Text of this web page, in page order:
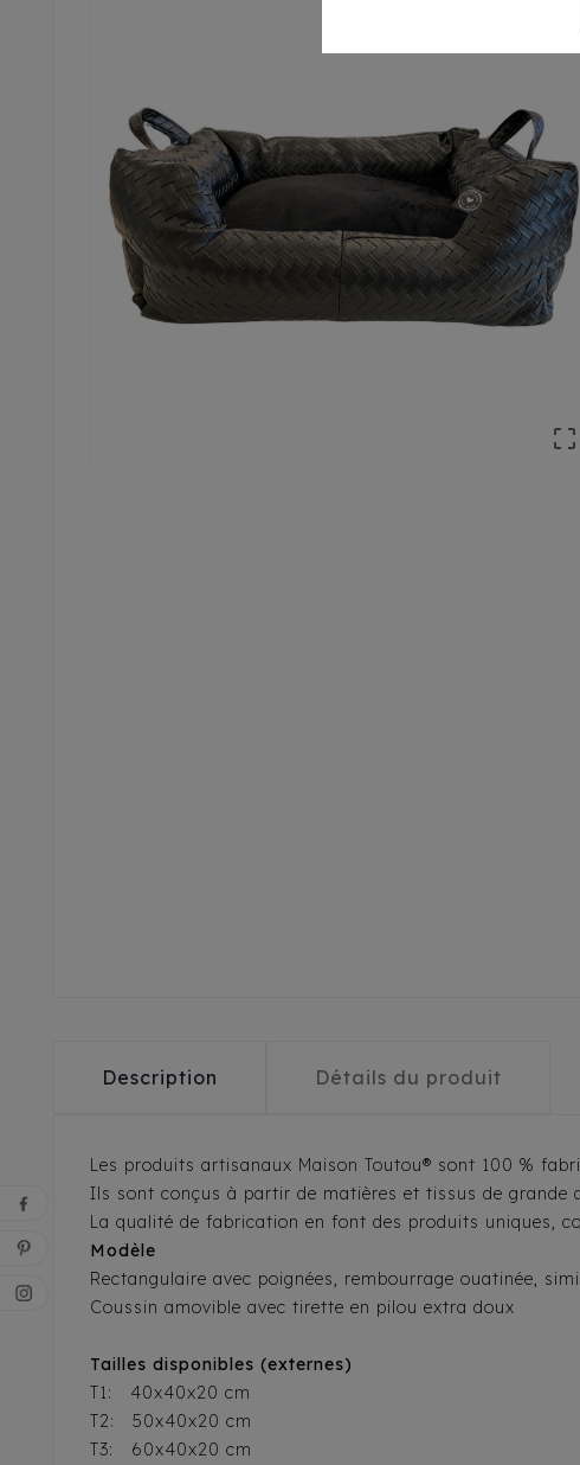

Description Détails du produit
Les produits artisanaux Maison Toutou® sont 100 %
Ils sont conçus à partir de matières et tissus de grande
La qualité de fabrication en font des produits uniques,
Modèle
Rectangulaire avec poignées, rembourrage ouatinée,
Coussin amovible avec tirette en pilou extra doux
Tailles disponibles (externes)
T1: 40x40x20 cm
T2: 50x40x20 cm
T3: 60x40x20 cm